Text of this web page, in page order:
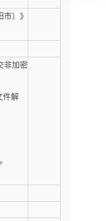
）》
非加密
件解